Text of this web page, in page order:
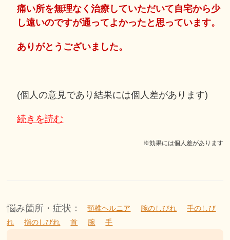
痛い所を無理なく治療していただいて自宅から少
し遠いのですが通ってよかったと思っています。
ありがとうございました。
(個人の意見であり結果には個人差があります)
続きを読む
※効果には個人差があります
悩み箇所・症状： 頸椎ヘルニア 腕のしびれ
手のしび
れ
指のしびれ 首 腕 手